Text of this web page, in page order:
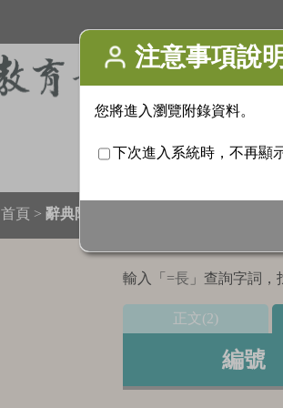
首頁 > 辭典附錄
輸入「 =長 」查詢字詞
正文(2)
編號